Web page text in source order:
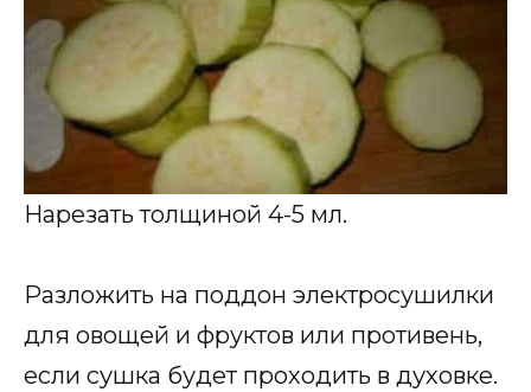
Нарезать толщиной 4-5 мл.
Разложить на поддон электросушилки
для овощей и фруктов или противень,
если сушка будет проходить в духовке.